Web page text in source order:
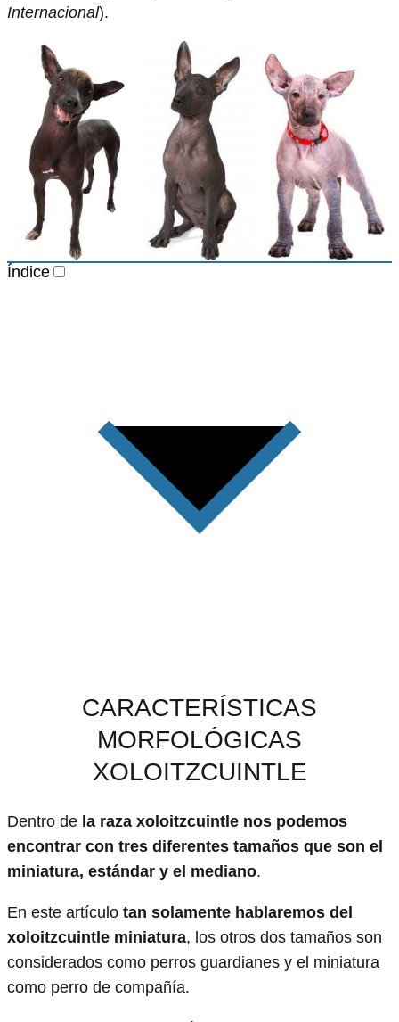
Internacional).
Índice
CARACTERÍSTICAS
MORFOLÓGICAS
XOLOITZCUINTLE
Dentro de la raza xoloitzcuintle nos podemos
encontrar con tres diferentes tamaños que son el
miniatura, estándar y el mediano.
En este artículo tan solamente hablaremos del
xoloitzcuintle miniatura, los otros dos tamaños son
considerados como perros guardianes y el miniatura
como perro de compañía.